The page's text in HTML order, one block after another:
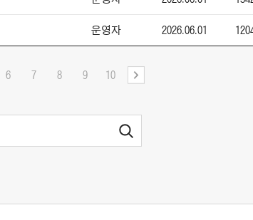
운영자 2026.06.01
6 7 8 9 10